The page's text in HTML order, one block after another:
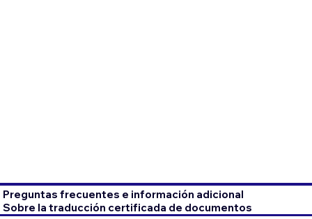
Preguntas frecuentes e información adicional
Sobre la traducción certificada de documentos